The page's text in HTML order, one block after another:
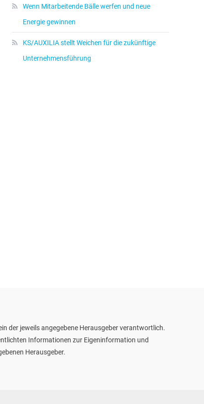
Wenn Mitarbeitende Bälle werfen und neue
Energie gewinnen
KS/AUXILIA stellt Weichen für die zukünftige
Unternehmensführung
der jeweils angegebene Herausgeber verantwortlich.
Informationen zur Eigeninformation und
Herausgeber.